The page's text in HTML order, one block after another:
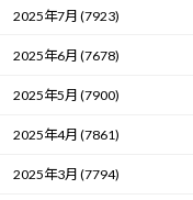
2025年7月 (7923)
2025年6月 (7678)
2025年5月 (7900)
2025年4月 (7861)
2025年3月 (7794)